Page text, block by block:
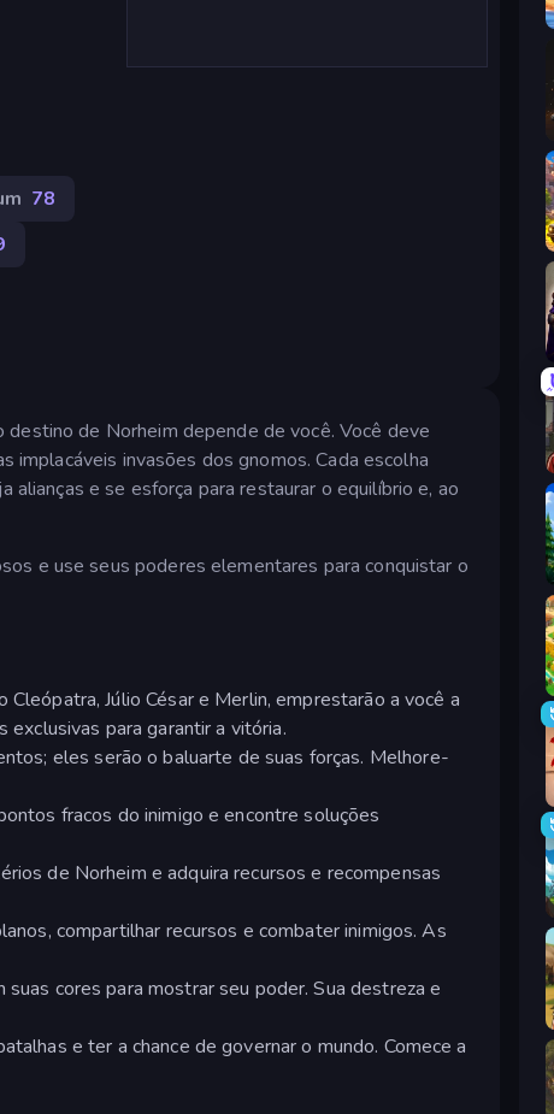
78
de Norheim depende de você. Você deve
implacáveis invasões dos gnomos. Cada escolha
e se esforça para restaurar o equilíbrio e, ao
e use seus poderes elementares para conquistar o
Júlio César e Merlin, emprestarão a você a
para garantir a vitória.
eles serão o baluarte de suas forças. Melhore-
fracos do inimigo e encontre soluções
de Norheim e adquira recursos e recompensas
compartilhar recursos e combater inimigos. As
cores para mostrar seu poder. Sua destreza e
e ter a chance de governar o mundo. Comece a